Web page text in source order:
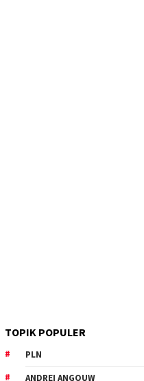
TOPIK POPULER
PLN
ANDREI ANGOUW